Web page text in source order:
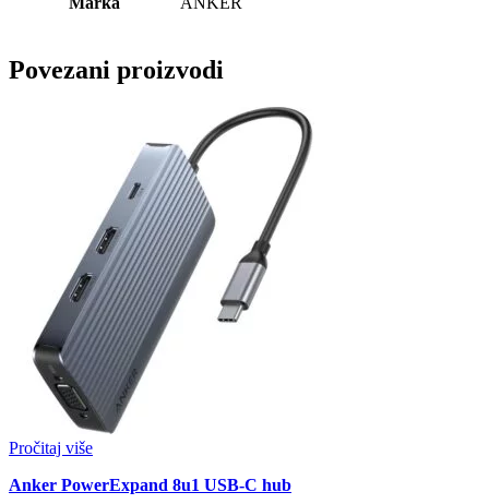
Povezani proizvodi
Pročitaj više
Anker PowerExpand 8u1 USB-C hub